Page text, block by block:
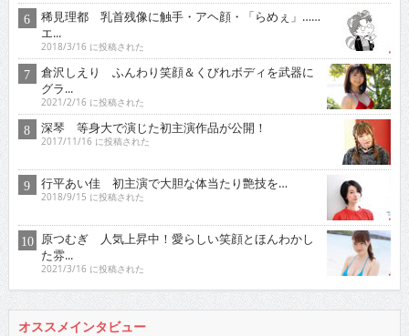
稀見理都 乳首残像に触手・アヘ顔・「らめぇ」……
エ...
2018/3/16 に投稿された
倉沢しえり ふんわり笑顔＆くびれボディを武器に
グラ...
2021/2/16 に投稿された
深琴 等身大で演じた初主演作品が公開！
2017/11/16 に投稿された
行平あい佳 初主演で大胆な体当たり艶技を…
2018/9/15 に投稿された
原つむぎ 人気上昇中！愛らしい笑顔とほんわかし
た雰...
2021/3/16 に投稿された
オススメインタビュー